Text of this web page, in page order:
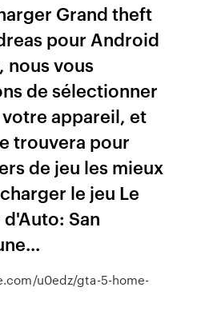
Grand theft
pour Android
nous vous
de sélectionner
appareil, et
trouvera pour
de jeu les mieux
le jeu Le
San
u0edz/gta-5-home-